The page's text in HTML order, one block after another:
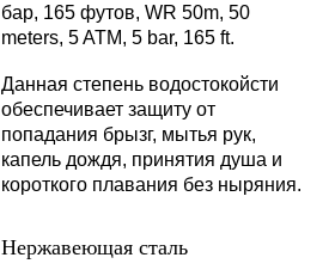
бар, 165 футов, WR 50m, 50
meters, 5 ATM, 5 bar, 165 ft.
Данная степень водостокойсти
обеспечивает защиту от
попадания брызг, мытья рук,
капель дождя, принятия душа и
короткого плавания без ныряния.
Нержавеющая сталь